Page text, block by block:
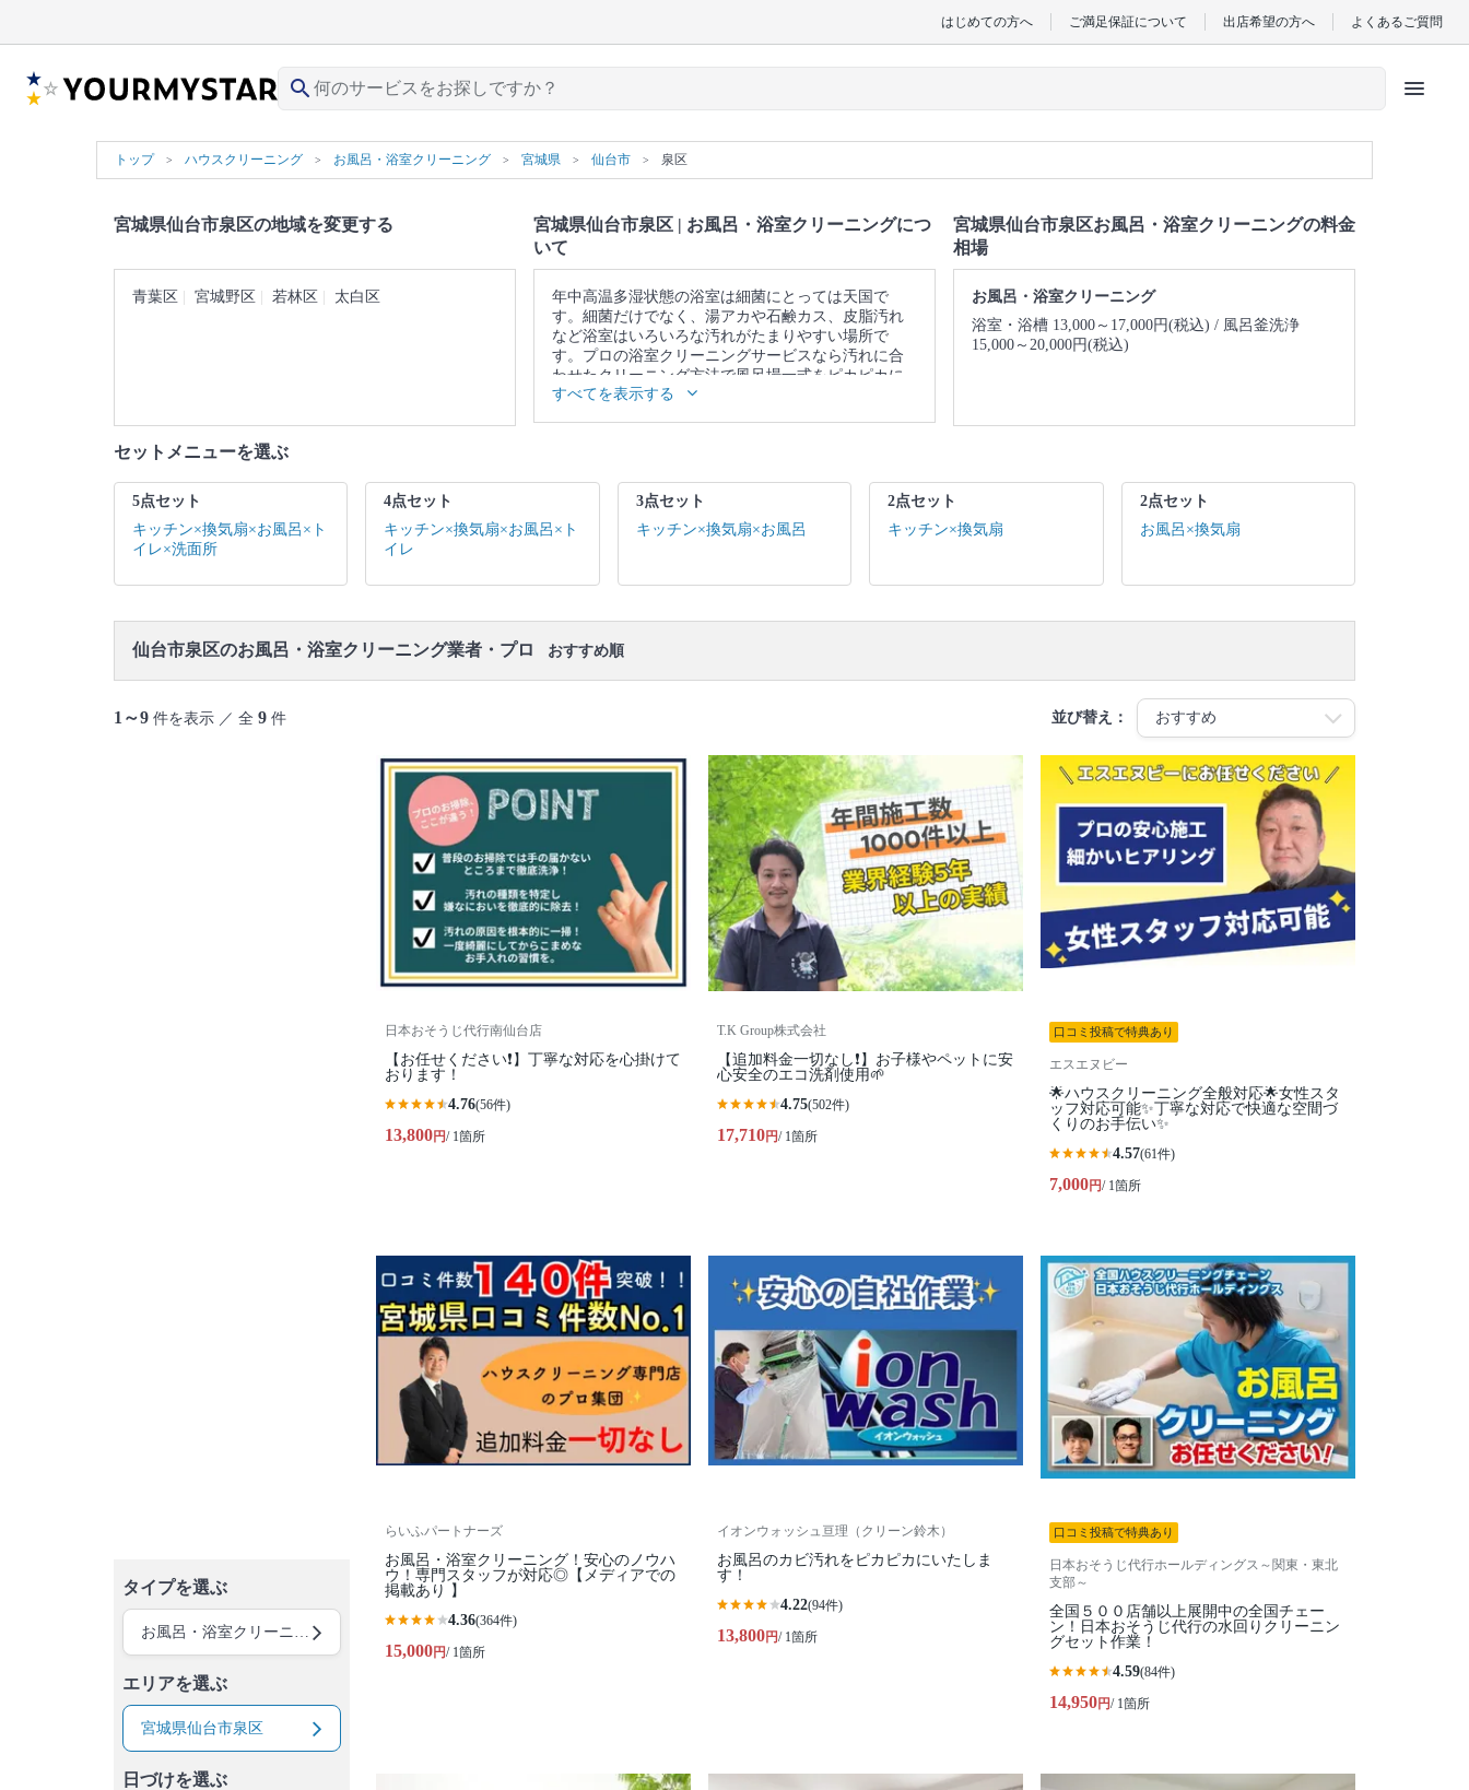
はじめての方へ ご満足保証について 出店希望の方へ よくあるご質問
search menu
トップ ハウスクリーニング お風呂・浴室クリーニング 宮城県 仙台市 泉区
宮城県仙台市泉区の地域を変更する
青葉区 宮城野区 若林区 太白区
宮城県仙台市泉区 | お風呂・浴室クリーニングにつ
いて
年中高温多湿状態の浴室は細菌にとっては天国で
す。細菌だけでなく、湯アカや石鹸カス、皮脂汚れ
など浴室はいろいろな汚れがたまりやすい場所で
す。プロの浴室クリーニングサービスなら汚れに合
わせたクリーニング方法で風呂場一式をピカピカに
仕上げます。
▼表示価格に含まれるお風呂・浴室クリーニングの
扇 / 排水口 / トイレ・洗面台(3点ユニットの場合) / 作
業場所の簡易清掃
口コミ
もご参照ください。
すべてを表示する
宮城県仙台市泉区お風呂・浴室クリーニングの料金
相場
お風呂・浴室クリーニング
浴室・浴槽 13,000～17,000円(税込)
風呂釜洗浄
15,000～20,000円(税込)
セットメニューを選ぶ
5点セット
キッチン×換気扇×お風呂×ト
イレ×洗面所
4点セット
キッチン×換気扇×お風呂×ト
イレ
3点セット
キッチン×換気扇×お風呂
2点セット
キッチン×換気扇
2点セット
お風呂×換気扇
仙台市泉区のお風呂・浴室クリーニング業者・プロ おすすめ順
1～9 件を表示 ／ 全 9 件 並び替え：
タイプを選ぶ
エリアを選ぶ
宮城県仙台市泉区
日づけを選ぶ
日本おそうじ代行南仙台店
【お任せください❗️】丁寧な対応を心掛けて
おります！
4.76(56件)
13,800円/ 1箇所
T.K Group株式会社
【追加料金一切なし❗️】お子様やペットに安
心安全のエコ洗剤使用🌱
4.75(502件)
17,710円/ 1箇所
口コミ投稿で特典あり
エスエヌビー
🌟ハウスクリーニング全般対応🌟女性スタ
ッフ対応可能✨丁寧な対応で快適な空間づ
くりのお手伝い✨
4.57(61件)
7,000円/ 1箇所
らいふパートナーズ
お風呂・浴室クリーニング！安心のノウハ
ウ！専門スタッフが対応◎【メディアでの
掲載あり 】
4.36(364件)
15,000円/ 1箇所
イオンウォッシュ亘理（クリーン鈴木）
お風呂のカビ汚れをピカピカにいたしま
す！
4.22(94件)
13,800円/ 1箇所
口コミ投稿で特典あり
日本おそうじ代行ホールディングス～関東・東北
支部～
全国５００店舗以上展開中の全国チェー
ン！日本おそうじ代行の水回りクリーニン
グセット作業！
4.59(84件)
14,950円/ 1箇所